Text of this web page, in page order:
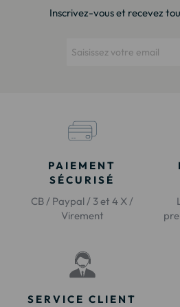
Inscrivez-vous et recevez
PAIEMENT
SÉCURISÉ
CB / Paypal / 3 et 4 X /
Virement
SERVICE CLIENT